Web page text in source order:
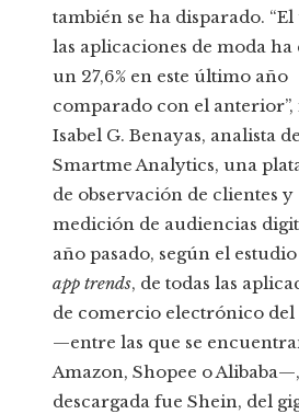
también se ha disparado. “El
las aplicaciones de moda
un 27,6% en este último año
comparado con el
Isabel G. Benayas, analista de
Smartme Analytics, una
de observación de clientes y
medición de audiencias
año pasado, según el
app trends, de todas las
de comercio electrónico
—entre las que se
Amazon, Shopee o
descargada fue Shein, del